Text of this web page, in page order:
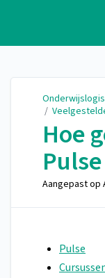
/
Hoe
Aangepast op
Pulse